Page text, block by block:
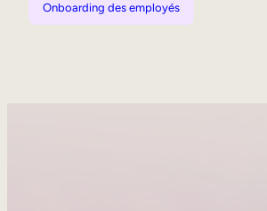
Onboarding des employés